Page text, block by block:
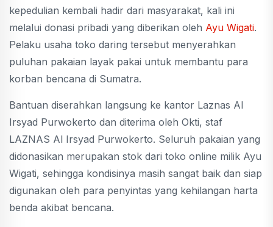
kepedulian kembali hadir dari masyarakat, kali ini
melalui donasi pribadi yang diberikan oleh Ayu Wigati.
Pelaku usaha toko daring tersebut menyerahkan
puluhan pakaian layak pakai untuk membantu para
korban bencana di Sumatra.
Bantuan diserahkan langsung ke kantor Laznas Al
Irsyad Purwokerto dan diterima oleh Okti, staf
LAZNAS Al Irsyad Purwokerto. Seluruh pakaian yang
didonasikan merupakan stok dari toko online milik Ayu
Wigati, sehingga kondisinya masih sangat baik dan siap
digunakan oleh para penyintas yang kehilangan harta
benda akibat bencana.